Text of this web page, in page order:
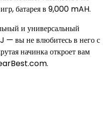
батарея в 9,000 mAH.
и универсальный
— вы не влюбитесь в него с
начинка откроет вам